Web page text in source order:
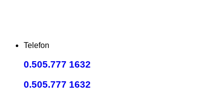
Telefon
0.505.777 1632
0.505.777 1632